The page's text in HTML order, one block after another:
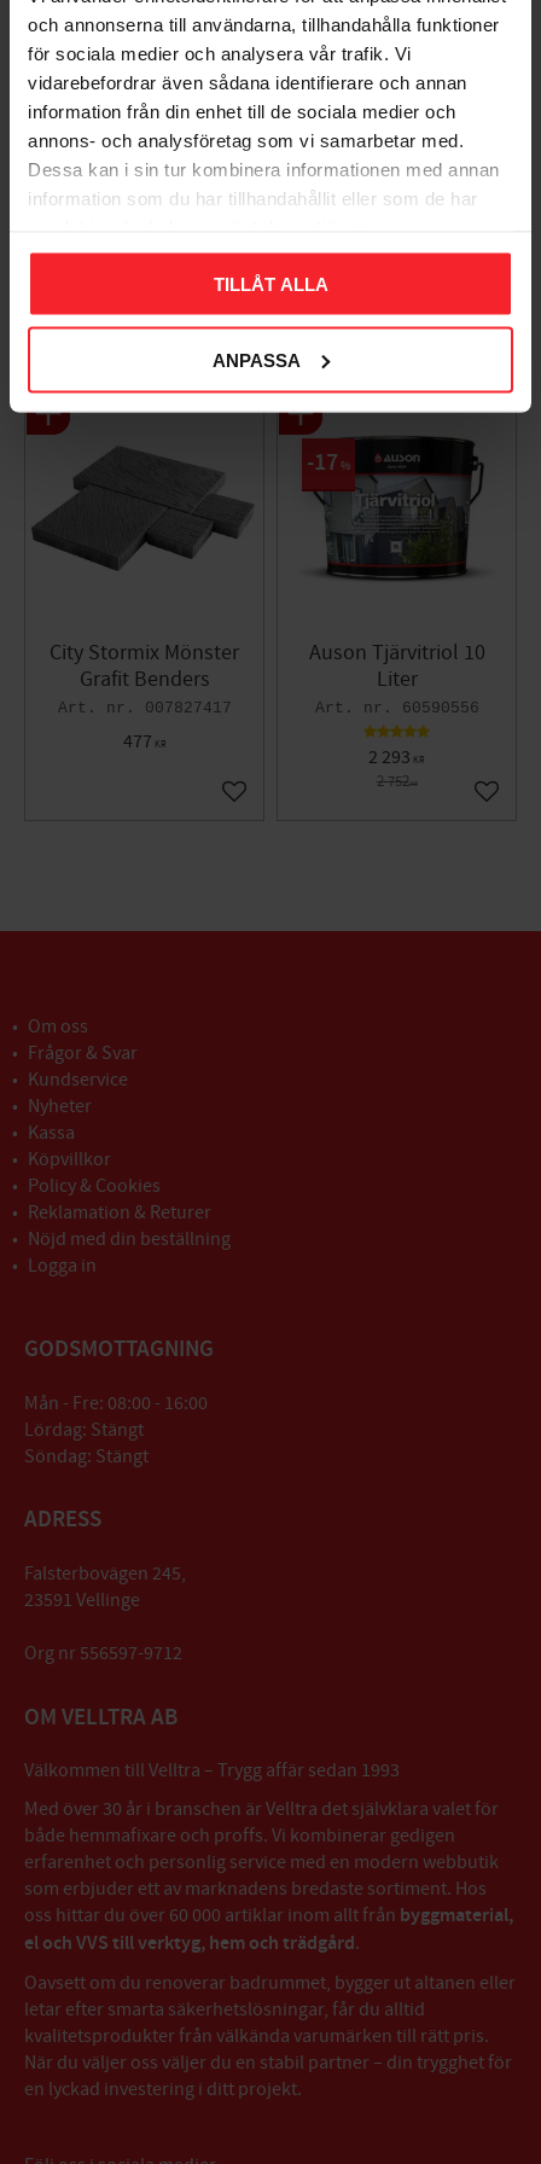
och annonserna till användarna, tillhandahålla funktioner
för sociala medier och analysera vår trafik. Vi
vidarebefordrar även sådana identifierare och annan
information från din enhet till de sociala medier och
annons- och analysföretag som vi samarbetar med.
Dessa kan i sin tur kombinera informationen med annan
information som du har tillhandahållit eller som de har
TILLÅT ALLA
ANPASSA
Takpanna Palema 2-
kupig Candor Benders
Lägg till i favoriter
Trägolv Massiv Furu
Modern Extra Vit,
588KR
City Stormix Mönster
Grafit Benders
007827417
477 KR
Lägg till i favoriter
Auson Tjärvitriol 10
Liter
60590556
2 293 KR
2 752KR
17 %
Lägg
Om oss
Frågor & Svar
Kundservice
Nyheter
Kassa
Köpvillkor
Policy & Cookies
Reklamation & Returer
Nöjd med din beställning
Logga in
GODSMOTTAGNING
Mån - Fre: 08:00 - 16:00
Lördag: Stängt
Söndag: Stängt
ADRESS
Falsterbovägen 245,
23591 Vellinge
Org nr 556597-9712
OM VELLTRA AB
Välkommen till Velltra – Trygg affär sedan 1993
Med över 30 år i branschen är Velltra det självklara valet för
både hemmafixare och proffs. Vi kombinerar gedigen
erfarenhet och personlig service med en modern webbutik
som erbjuder ett av marknadens bredaste sortiment. Hos
oss hittar du över 60 000 artiklar inom allt från byggmaterial,
el och VVS till verktyg, hem och trädgård.
Oavsett om du renoverar badrummet, bygger ut altanen eller
letar efter smarta säkerhetslösningar, får du alltid
kvalitetsprodukter från välkända varumärken till rätt pris.
När du väljer oss väljer du en stabil partner – din trygghet för
en lyckad investering i ditt projekt.